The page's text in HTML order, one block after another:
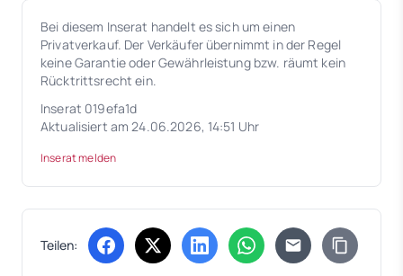
Bei diesem Inserat handelt es sich um einen
Privatverkauf. Der Verkäufer übernimmt in der Regel
keine Garantie oder Gewährleistung bzw. räumt kein
Rücktrittsrecht ein.
Inserat 019efa1d
Aktualisiert am 24.06.2026, 14:51 Uhr
Inserat melden
Teilen: (öffnet in neuem Tab)
(öffnet in neuem Tab)
(öffnet in neuem Tab)
(öffnet in neuem Tab)